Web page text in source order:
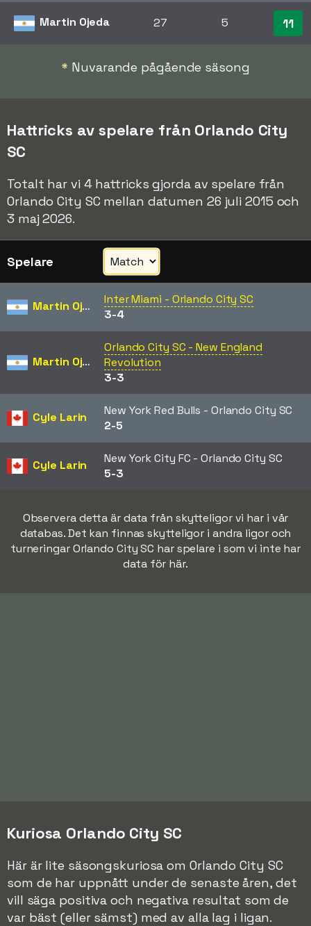
Martin Ojeda 27 5 11
* Nuvarande pågående säsong
Hattricks av spelare från Orlando City
SC
Totalt har vi 4 hattricks gjorda av spelare från
Orlando City SC mellan datumen 26 juli 2015 och
3 maj 2026.
Spelare
Martin Ojeda
Inter Miami - Orlando City SC
3-4
Martin Ojeda
Orlando City SC - New England
Revolution
3-3
Cyle Larin
New York Red Bulls - Orlando City SC
2-5
Cyle Larin
New York City FC - Orlando City SC
5-3
Observera detta är data från skytteligor vi har i vår
databas. Det kan finnas skytteligor i andra ligor och
turneringar Orlando City SC har spelare i som vi inte har
data för här.
Kuriosa Orlando City SC
Här är lite säsongskuriosa om Orlando City SC
som de har uppnått under de senaste åren, det
vill säga positiva och negativa resultat som de
var bäst (eller sämst) med av alla lag i ligan.